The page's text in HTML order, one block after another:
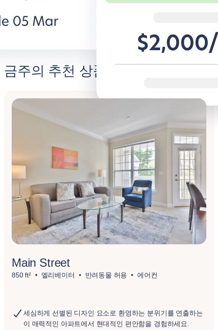
비즈니스용 BG 알아보기
금주의 추천 상품
Main Street
850 ft² 엘리베이터 반려동물 허용 에어컨
세심하게 선별된 디자인 요소로 환영하는 분위기를 연출하는
이 매력적인 아파트에서 현대적인 편안함을 경험하세요.